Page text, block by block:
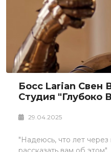
Босс Larian Свен
Студия "глубоко
29.04.2025
"Надеюсь, что лет через